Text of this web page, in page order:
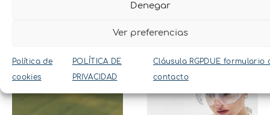
Denegar
Ver preferencias
Política de
cookies
POLÍTICA DE
PRIVACIDAD
Cláusula RGPDUE formulario
contacto